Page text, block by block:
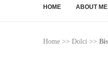
HOME ABOUT ME
Home >> Dolci >>